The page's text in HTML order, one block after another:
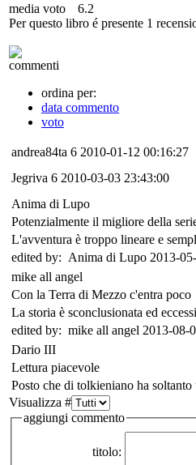
media voto
6.2
Per questo libro é presente 1
commenti
ordina per:
data commento
voto
andrea84ta 6 2010-01-12 00:16:27
Jegriva 6 2010-03-03 23:43:00
Anima di Lupo
Potenzialmente il migliore della
L'avventura è troppo lineare e
edited by: Anima di Lupo 2013-
mike all angel
Con la Terra di Mezzo c'entra poco
La storia è sconclusionata ed
edited by: mike all angel 2013-08-
Dario III
Lettura piacevole
Posto che di tolkieniano ha
Visualizza #
aggiungi commento
titolo: